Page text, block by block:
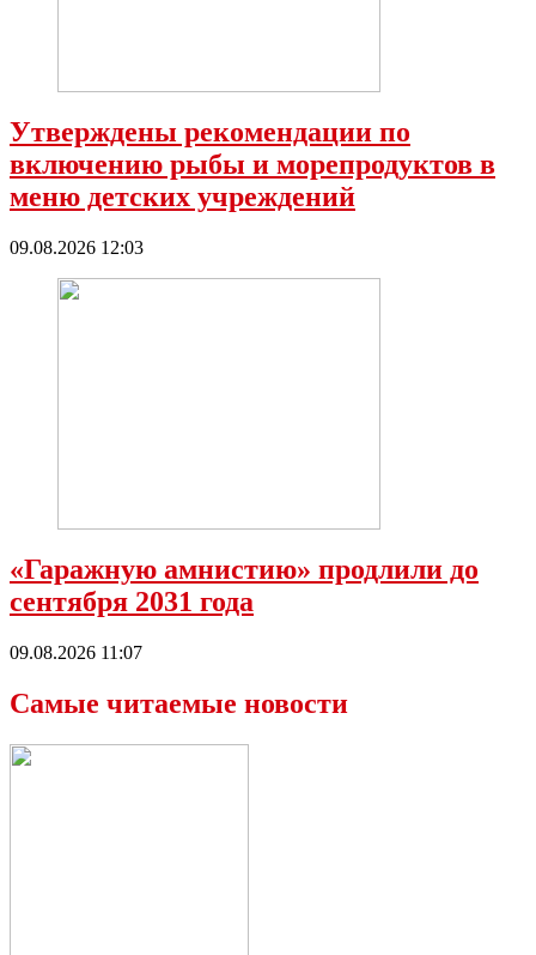
Утверждены рекомендации по
включению рыбы и морепродуктов в
меню детских учреждений
09.08.2026 12:03
«Гаражную амнистию» продлили до
сентября 2031 года
09.08.2026 11:07
Самые читаемые новости